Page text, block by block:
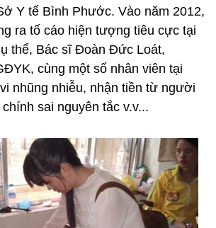
Y tế Bình Phước. Vào năm 2012,
ra tố cáo hiện tượng tiêu cực tại
thể, Bác sĩ Đoàn Đức Loát,
cùng một số nhân viên tại
nhũng nhiễu, nhận tiền từ người
sai nguyên tắc v.v...